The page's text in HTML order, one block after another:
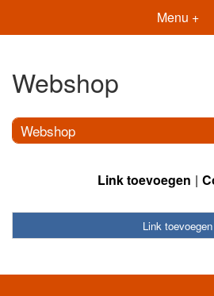
Menu +
Webshop
Webshop
Link toevoegen
Link toevoegen